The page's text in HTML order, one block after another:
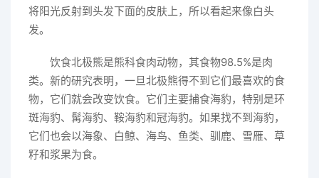
将阳光反射到头发下面的皮肤上，所以看起来像白头
发。
饮食北极熊是熊科食肉动物，其食物98.5%是肉
类。新的研究表明，一旦北极熊得不到它们最喜欢的食
物，它们就会改变饮食。它们主要捕食海豹，特别是环
斑海豹、髯海豹、鞍海豹和冠海豹。如果找不到海豹，
它们也会以海象、白鲸、海鸟、鱼类、驯鹿、雪雁、草
籽和浆果为食。